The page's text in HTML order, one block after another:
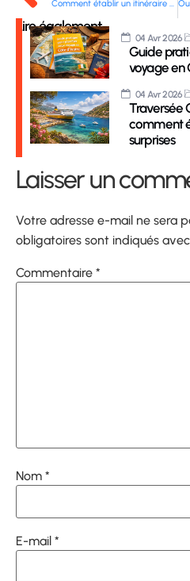
Lire également
04 Avr 2026
Guide
voyage en
04 Avr 2026
Traversée
comment
surprises
Laisser un
Votre adresse e-mail ne sera
obligatoires sont indiqués avec
Commentaire *
Nom *
E-mail *